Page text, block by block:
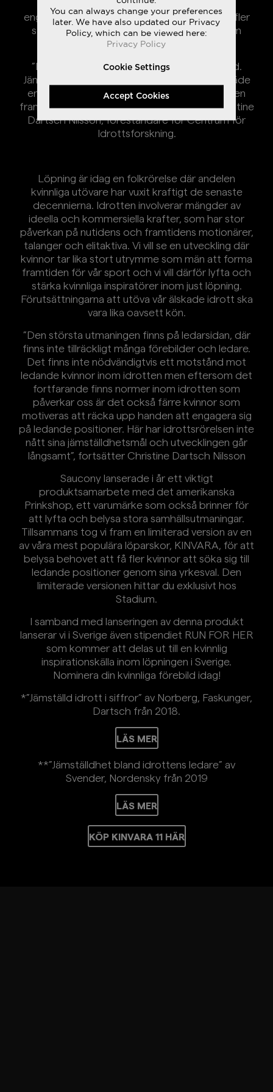
samma utsträckning, så är 3 av 4 ideellt
engagerade inom idrotten män. Det behövs fler
starka kvinnliga förebilder som tar plats inom
idrotten och som kan inspirera andra.
”I stort handlar det om idrottens överlevnad.
Jämställdhet inom idrotten på alla nivåer är både
en demokratifråga och en förutsättning för en
framgångsrik idrottsrörelse”, säger Ph.D. Christine
Dartsch Nilsson, föreståndare för Centrum för
Idrottsforskning.
Löpning är idag en folkrörelse där andelen
kvinnliga utövare har vuxit kraftigt de senaste
decennierna. Idrotten involverar mängder av
ideella och kommersiella krafter, som har stor
påverkan på nutidens och framtidens motionärer,
talanger och elitaktiva. Vi vill se en utveckling där
kvinnor tar lika stort utrymme som män att forma
framtiden för vår sport och vi vill därför lyfta och
stärka kvinnliga inspiratörer inom just löpning.
Förutsättningarna att utöva vår älskade idrott ska
vara lika oavsett kön.
”Den största utmaningen finns på ledarsidan, där
finns inte tillräckligt många förebilder och ledare.
Det finns inte nödvändigtvis ett motstånd mot
ledande kvinnor inom idrotten men eftersom det
fortfarande finns normer inom idrotten som
påverkar oss är det också färre kvinnor som
motiveras att räcka upp handen att engagera sig
på ledande positioner. Här har idrottsrörelsen inte
nått sina jämställdhetsmål och utvecklingen går
långsamt”, fortsätter Christine Dartsch Nilsson
Saucony lanserade i år ett viktigt
produktsamarbete med det amerikanska
Prinkshop, ett varumärke som också brinner för
att lyfta och belysa stora samhällsutmaningar.
Tillsammans tog vi fram en limiterad version av en
av våra mest populära löparskor, KINVARA, för att
belysa behovet att få fler kvinnor att söka sig till
ledande positioner genom sina yrkesval. Den
limiterade versionen hittar du exklusivt hos
Stadium.
I samband med lanseringen av denna produkt
lanserar vi i Sverige även stipendiet RUN FOR HER
som kommer att delas ut till en kvinnlig
inspirationskälla inom löpningen i Sverige.
Nominera din kvinnliga förebild idag!
*”Jämställd idrott i siffror” av Norberg, Faskunger,
Dartsch från 2018.
**”Jämställdhet bland idrottens ledare” av
Svender, Nordensky från 2019
You can always change your preferences
later. We have also updated our Privacy
Policy, which can be viewed here:
Privacy Policy
Cookie Settings
Accept Cookies